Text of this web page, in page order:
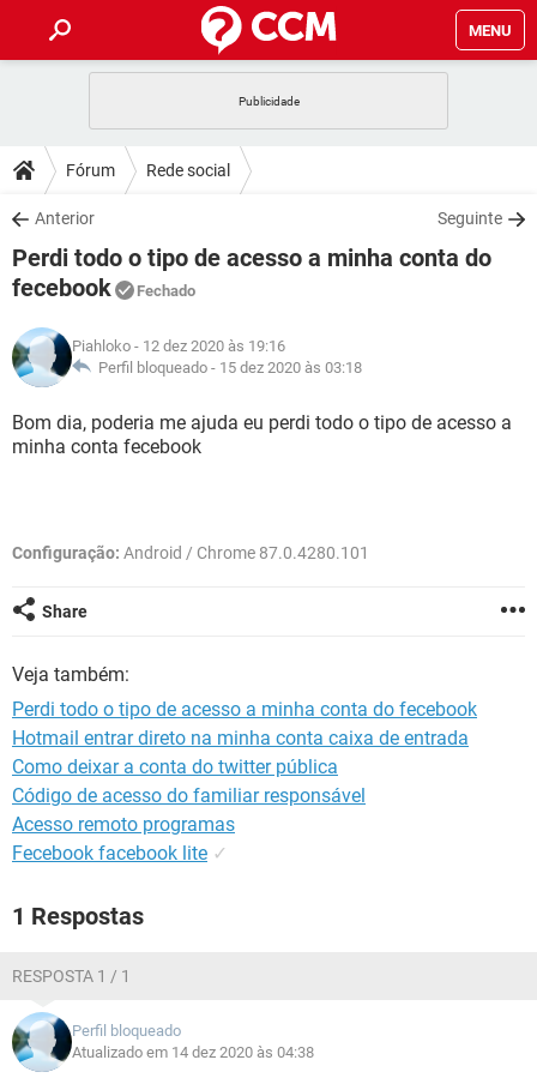
MENU
CELULAR
OUTLOOK
INSTAGRAM GMAIL
GUIA DE COMPRAS
DICAS
JOGOS
OUTLOOK
GUIA DE COMPRAS
DOWNLOADS
JOGOS WHATSAPP
CELULAR
OUTLOOK
INSTAGRAM
GUIA DE COMPRAS
FÓRUM
CELULAR FACEBOOK
INSTAGRAM
GLOSSÁRIO
JOGOS
CELULAR FACEBOOK
GUIA DE COMPRAS
Fórum Rede social
Anterior Seguinte
Perdi todo o tipo de acesso a minha conta do
fecebook
Fechado
Piahloko - 12 dez 2020 às 19:16
Perfil bloqueado - 15 dez 2020 às 03:18
Bom dia, poderia me ajuda eu perdi todo o tipo de acesso a
minha conta fecebook
Configuração: Android / Chrome 87.0.4280.101
Share
Veja também:
Perdi todo o tipo de acesso a minha conta do fecebook
Hotmail entrar direto na minha conta caixa de entrada
Como deixar a conta do twitter pública
Código de acesso do familiar responsável
Acesso remoto programas
Fecebook facebook lite ✓
1 Respostas
RESPOSTA 1 / 1
Perfil bloqueado
Atualizado em 14 dez 2020 às 04:38